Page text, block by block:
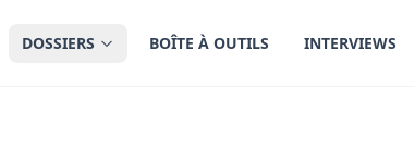
DOSSIERS BOÎTE À OUTILS INTERVIEWS